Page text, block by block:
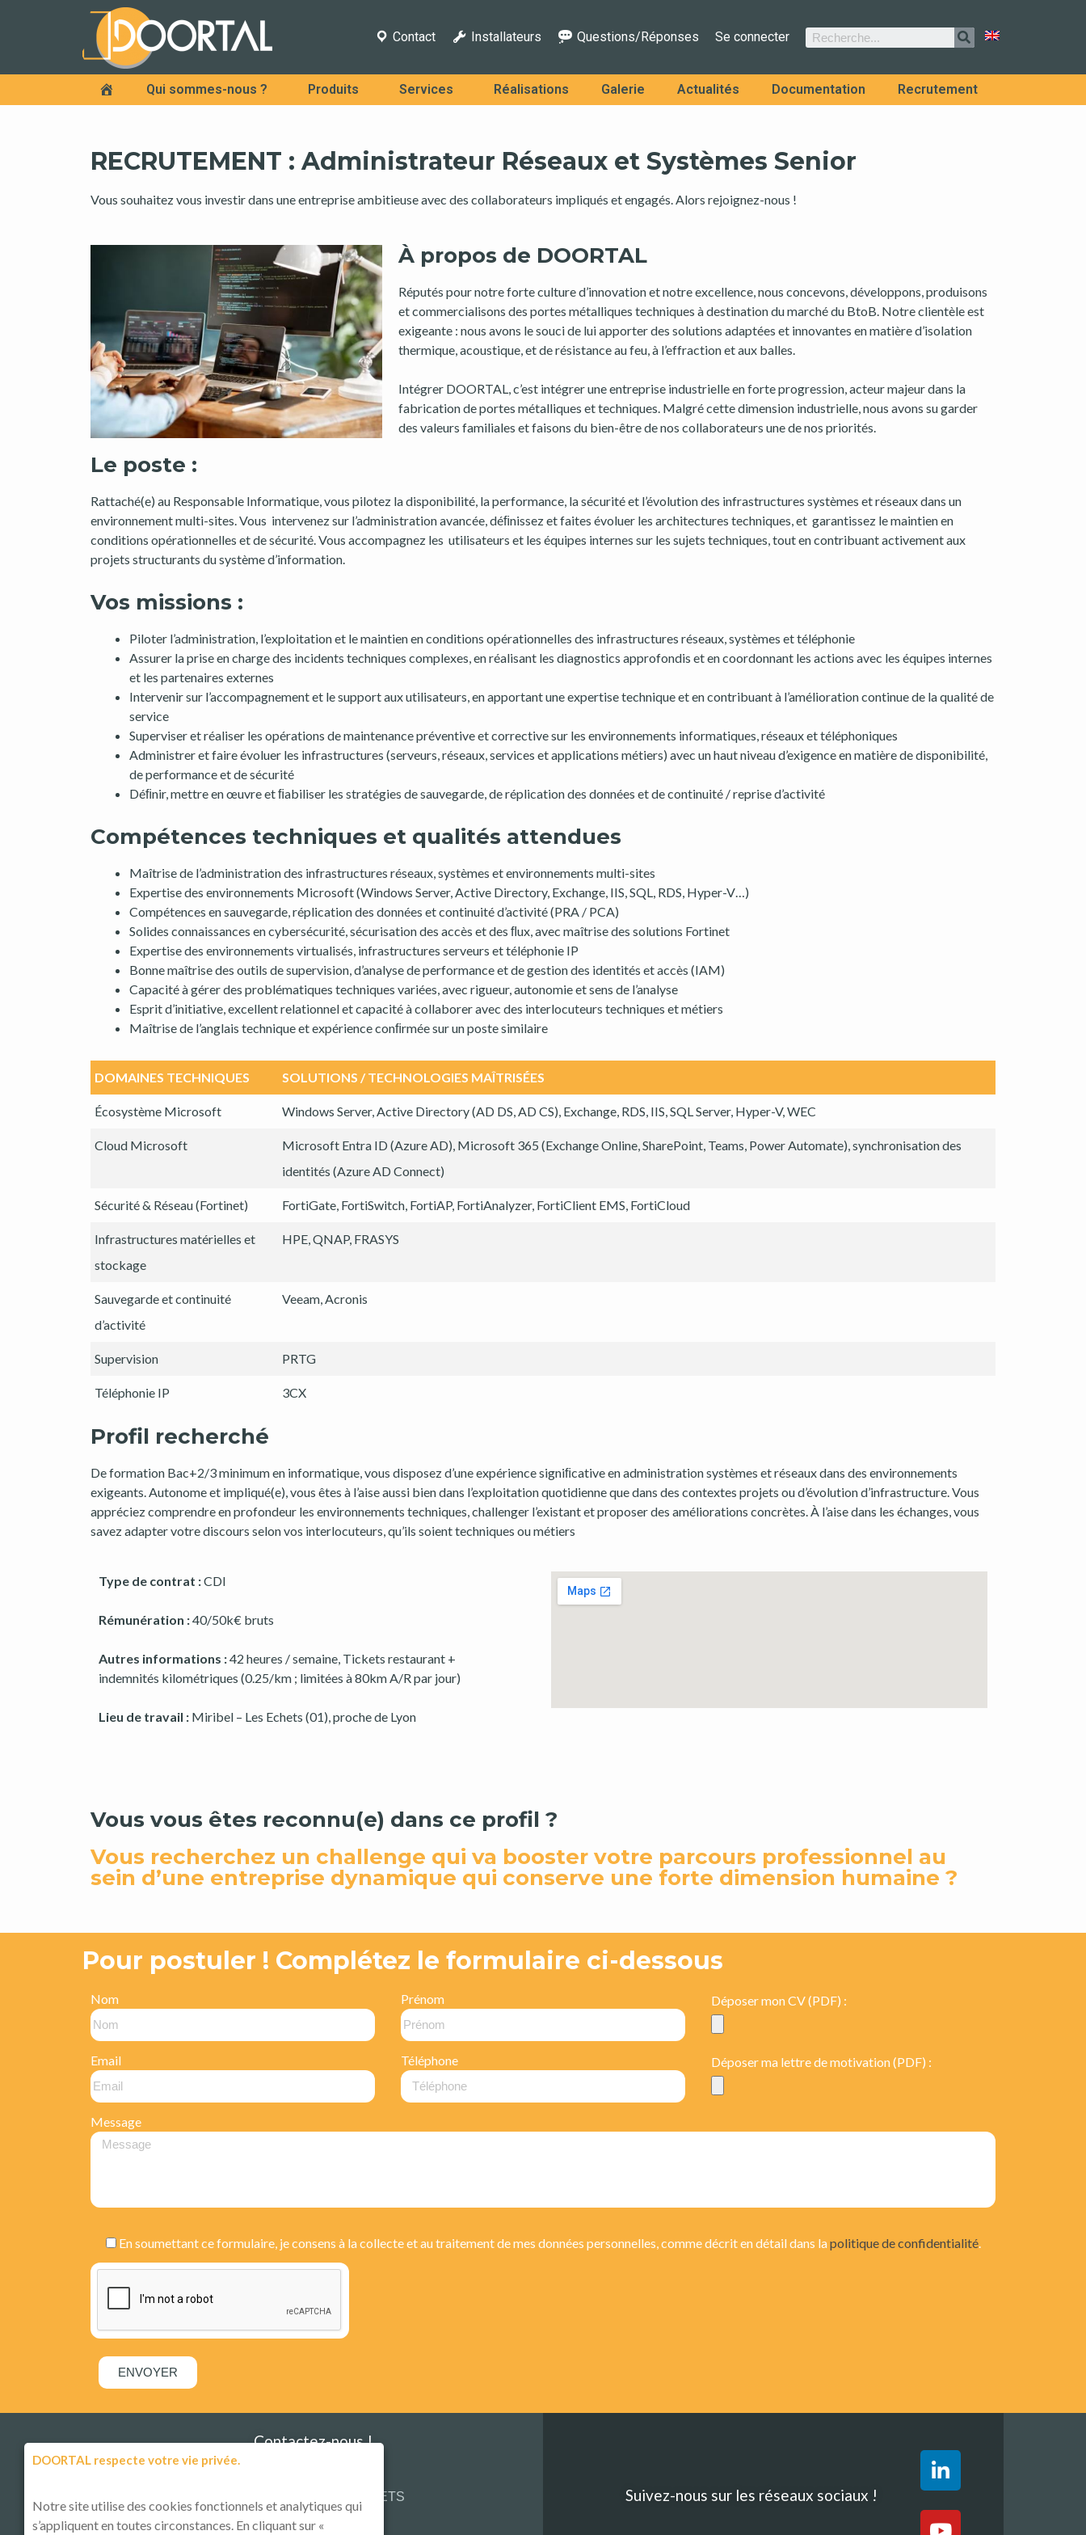
Contact Installateurs Questions/Réponses Se connecter
Accueil Qui sommes-nous ? Produits Services Réalisations Galerie Actualités Documentation Recrutement
RECRUTEMENT : Administrateur Réseaux et Systèmes Senior
Vous souhaitez vous investir dans une entreprise ambitieuse avec des collaborateurs impliqués et engagés. Alors rejoignez-nous !
À propos de DOORTAL
Réputés pour notre forte culture d’innovation et notre excellence, nous concevons, développons, produisons
et commercialisons des portes métalliques techniques à destination du marché du BtoB. Notre clientèle est
exigeante : nous avons le souci de lui apporter des solutions adaptées et innovantes en matière d’isolation
thermique, acoustique, et de résistance au feu, à l’effraction et aux balles.
Intégrer DOORTAL, c’est intégrer une entreprise industrielle en forte progression, acteur majeur dans la
fabrication de portes métalliques et techniques. Malgré cette dimension industrielle, nous avons su garder
des valeurs familiales et faisons du bien-être de nos collaborateurs une de nos priorités.
Le poste :
Rattaché(e) au Responsable Informatique, vous pilotez la disponibilité, la performance, la sécurité et l’évolution des infrastructures systèmes et réseaux dans un
environnement multi-sites. Vous intervenez sur l’administration avancée, déﬁnissez et faites évoluer les architectures techniques, et garantissez le maintien en
conditions opérationnelles et de sécurité. Vous accompagnez les utilisateurs et les équipes internes sur les sujets techniques, tout en contribuant activement aux
projets structurants du système d’information.
Vos missions :
Piloter l’administration, l’exploitation et le maintien en conditions opérationnelles des infrastructures réseaux, systèmes et téléphonie
Assurer la prise en charge des incidents techniques complexes, en réalisant les diagnostics approfondis et en coordonnant les actions avec les équipes internes
et les partenaires externes
Intervenir sur l’accompagnement et le support aux utilisateurs, en apportant une expertise technique et en contribuant à l’amélioration continue de la qualité de
service
Superviser et réaliser les opérations de maintenance préventive et corrective sur les environnements informatiques, réseaux et téléphoniques
Administrer et faire évoluer les infrastructures (serveurs, réseaux, services et applications métiers) avec un haut niveau d’exigence en matière de disponibilité,
de performance et de sécurité
Déﬁnir, mettre en œuvre et ﬁabiliser les stratégies de sauvegarde, de réplication des données et de continuité / reprise d’activité
Compétences techniques et qualités attendues
Maîtrise de l’administration des infrastructures réseaux, systèmes et environnements multi-sites
Expertise des environnements Microsoft (Windows Server, Active Directory, Exchange, IIS, SQL, RDS, Hyper-V…)
Compétences en sauvegarde, réplication des données et continuité d’activité (PRA / PCA)
Solides connaissances en cybersécurité, sécurisation des accès et des ﬂux, avec maîtrise des solutions Fortinet
Expertise des environnements virtualisés, infrastructures serveurs et téléphonie IP
Bonne maîtrise des outils de supervision, d’analyse de performance et de gestion des identités et accès (IAM)
Capacité à gérer des problématiques techniques variées, avec rigueur, autonomie et sens de l’analyse
Esprit d’initiative, excellent relationnel et capacité à collaborer avec des interlocuteurs techniques et métiers
Maîtrise de l’anglais technique et expérience conﬁrmée sur un poste similaire
DOMAINES TECHNIQUES SOLUTIONS / TECHNOLOGIES MAÎTRISÉES
Écosystème Microsoft Windows Server, Active Directory (AD DS, AD CS), Exchange, RDS, IIS, SQL Server, Hyper-V, WEC
Cloud Microsoft
Microsoft Entra ID (Azure AD), Microsoft 365 (Exchange Online, SharePoint, Teams, Power Automate), synchronisation des
identités (Azure AD Connect)
Sécurité & Réseau (Fortinet) FortiGate, FortiSwitch, FortiAP, FortiAnalyzer, FortiClient EMS, FortiCloud
Infrastructures matérielles et
stockage
HPE, QNAP, FRASYS
Sauvegarde et continuité
d’activité
Veeam, Acronis
Supervision PRTG
Téléphonie IP 3CX
Profil recherché
De formation Bac+2/3 minimum en informatique, vous disposez d’une expérience signiﬁcative en administration systèmes et réseaux dans des environnements
exigeants. Autonome et impliqué(e), vous êtes à l’aise aussi bien dans l’exploitation quotidienne que dans des contextes projets ou d’évolution d’infrastructure. Vous
appréciez comprendre en profondeur les environnements techniques, challenger l’existant et proposer des améliorations concrètes. À l’aise dans les échanges, vous
savez adapter votre discours selon vos interlocuteurs, qu’ils soient techniques ou métiers
Type de contrat :CDI
Rémunération :40/50k€ bruts
Autres informations :42 heures / semaine, Tickets restaurant +
indemnités kilométriques (0.25/km ; limitées à 80km A/R par jour)
Lieu de travail : Miribel – Les Echets (01), proche de Lyon
Vous vous êtes reconnu(e) dans ce profil ?
Vous recherchez un challenge qui va booster votre parcours professionnel au
sein d’une entreprise dynamique qui conserve une forte dimension humaine ?
Pour postuler ! Complétez le formulaire ci-dessous
Nom Prénom Déposer mon CV (PDF) :
Email Téléphone Déposer ma lettre de motivation (PDF) :
Message
En soumettant ce formulaire, je consens à la collecte et au traitement de mes données personnelles, comme décrit en détail dans lapolitique de confidentialité.
ENVOYER
Contactez-nous !
01700 MIRIBEL – LES ECHETS
France
Suivez-nous sur les réseaux sociaux !
DOORTAL respecte votre vie privée.
Notre site utilise des cookies fonctionnels et analytiques qui
s’appliquent en toutes circonstances. En cliquant sur «